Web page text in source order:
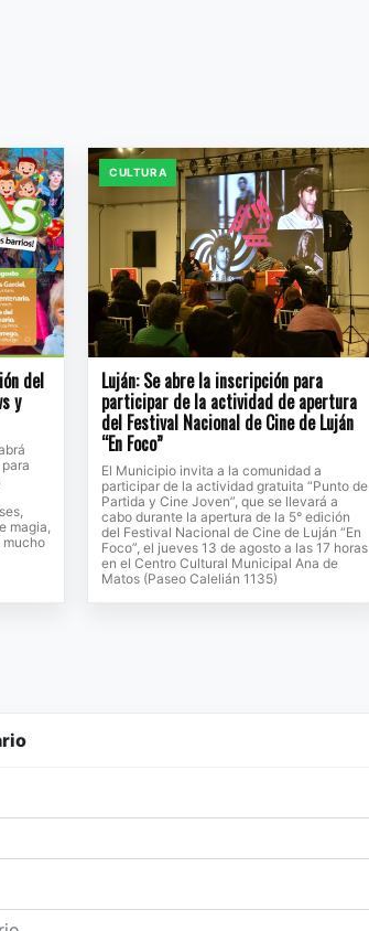
del
y
magia,
CULTURA
Luján: Se abre la inscripción para
participar de la actividad de apertura
del Festival Nacional de Cine de Luján
“En Foco”
El Municipio invita a la comunidad a
participar de la actividad gratuita “Punto de
Partida y Cine Joven”, que se llevará a
cabo durante la apertura de la 5° edición
del Festival Nacional de Cine de Luján “En
Foco”, el jueves 13 de agosto a las 17 horas
en el Centro Cultural Municipal Ana de
Matos (Paseo Calelián 1135)